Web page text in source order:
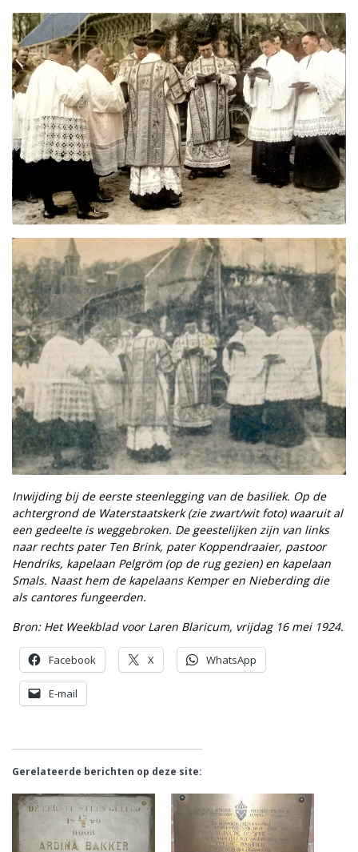
Inwijding bij de eerste steenlegging van de basiliek. Op de
achtergrond de Waterstaatskerk (zie zwart/wit foto) waaruit al
een gedeelte is weggebroken. De geestelijken zijn van links
naar rechts pater Ten Brink, pater Koppendraaier, pastoor
Hendriks, kapelaan Pelgröm (op de rug gezien) en kapelaan
Smals. Naast hem de kapelaans Kemper en Nieberding die
als cantores fungeerden.
Bron: Het Weekblad voor Laren Blaricum, vrijdag 16 mei 1924.
Facebook X WhatsApp
E-mail
Gerelateerde berichten op deze site: